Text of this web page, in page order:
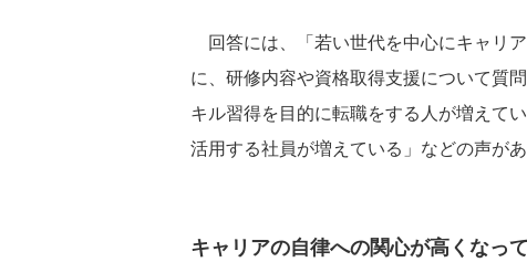
回答には、「若い世代を中心にキャリ
に、研修内容や資格取得支援について質
キル習得を目的に転職をする人が増えて
活用する社員が増えている」などの声があ
キャリアの自律への関心が高くなっ